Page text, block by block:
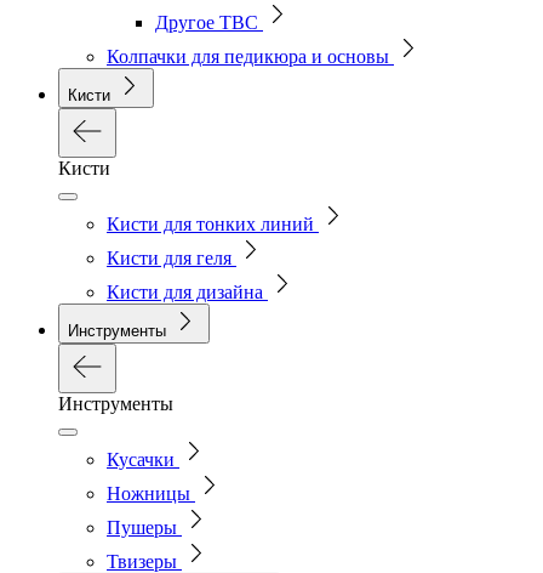
Другое ТВС
Колпачки для педикюра и основы
Кисти
Кисти
Кисти для тонких линий
Кисти для геля
Кисти для дизайна
Инструменты
Инструменты
Кусачки
Ножницы
Пушеры
Твизеры